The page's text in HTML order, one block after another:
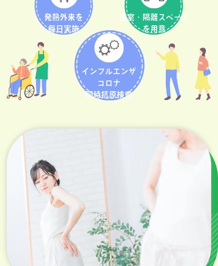
発熱外来を
毎日実施
個室・隔離スペース
を用意
インフルエンザ
コロナ
同時抗原検査